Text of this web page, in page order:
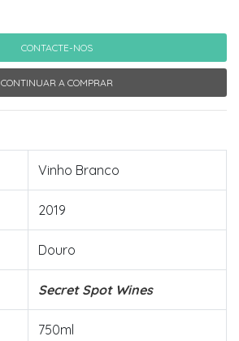
CONTACTE-NOS
CONTINUAR A COMPRAR
Vinho Branco
2019
Douro
Secret Spot Wines
750ml